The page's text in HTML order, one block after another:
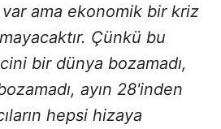
var ama ekonomik bir kriz
Çünkü bu
bir dünya bozamadı,
ayın 28'inden
hepsi hizaya